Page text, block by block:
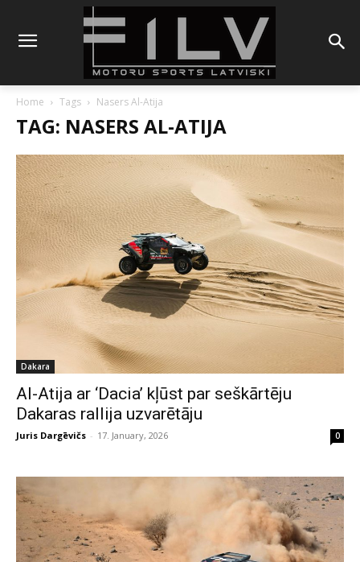
Home Tags Nasers Al-Atija
TAG: NASERS AL-ATIJA
Dakara
Al-Atija ar ‘Dacia’ kļūst par seškārtēju
Dakaras rallija uzvarētāju
Juris Dargēvičs - 17. January, 2026 0